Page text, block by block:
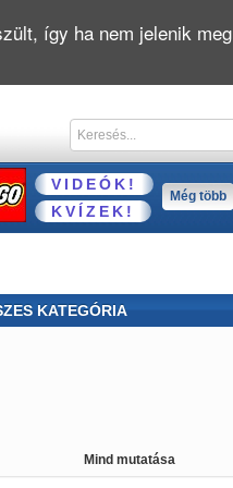
VIDEÓK!
KVÍZEK!
Még több
KATEGÓRIA
Kiszolgálós Sütős
Mind mutatása
így ha nem jelenik meg